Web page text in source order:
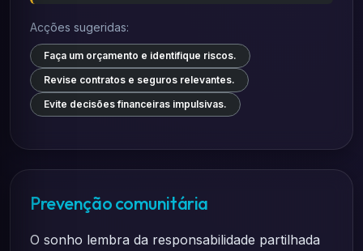
Acções sugeridas:
Faça um orçamento e identifique riscos.
Revise contratos e seguros relevantes.
Evite decisões financeiras impulsivas.
Prevenção comunitária
O sonho lembra da responsabilidade partilhada